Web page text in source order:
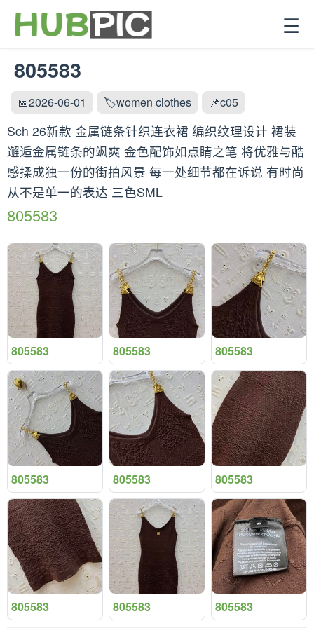
☰
805583
📅2026-06-01 🏷️women clothes 📌c05
Sch 26新款 金属链条针织连衣裙 编织纹理设计 裙装
邂逅金属链条的飒爽 金色配饰如点睛之笔 将优雅与酷
感揉成独一份的街拍风景 每一处细节都在诉说 有时尚
从不是单一的表达 三色SML
805583
805583 805583 805583
805583 805583 805583
805583 805583 805583